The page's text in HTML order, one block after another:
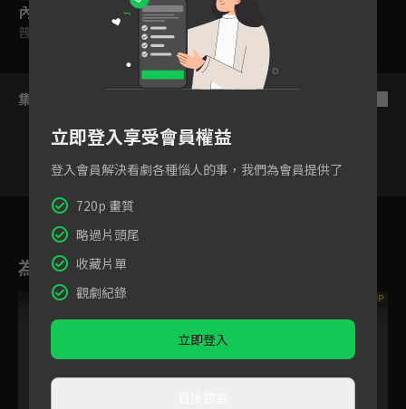
內容標籤
普遍級
集數列表
4
為您推薦
VIP VIP
立即登入享受會員權益
登入會員解決看劇各種惱人的事，我們為會員提供了
720p 畫質
略過片頭尾
收藏片單
觀劇紀錄
立即登入